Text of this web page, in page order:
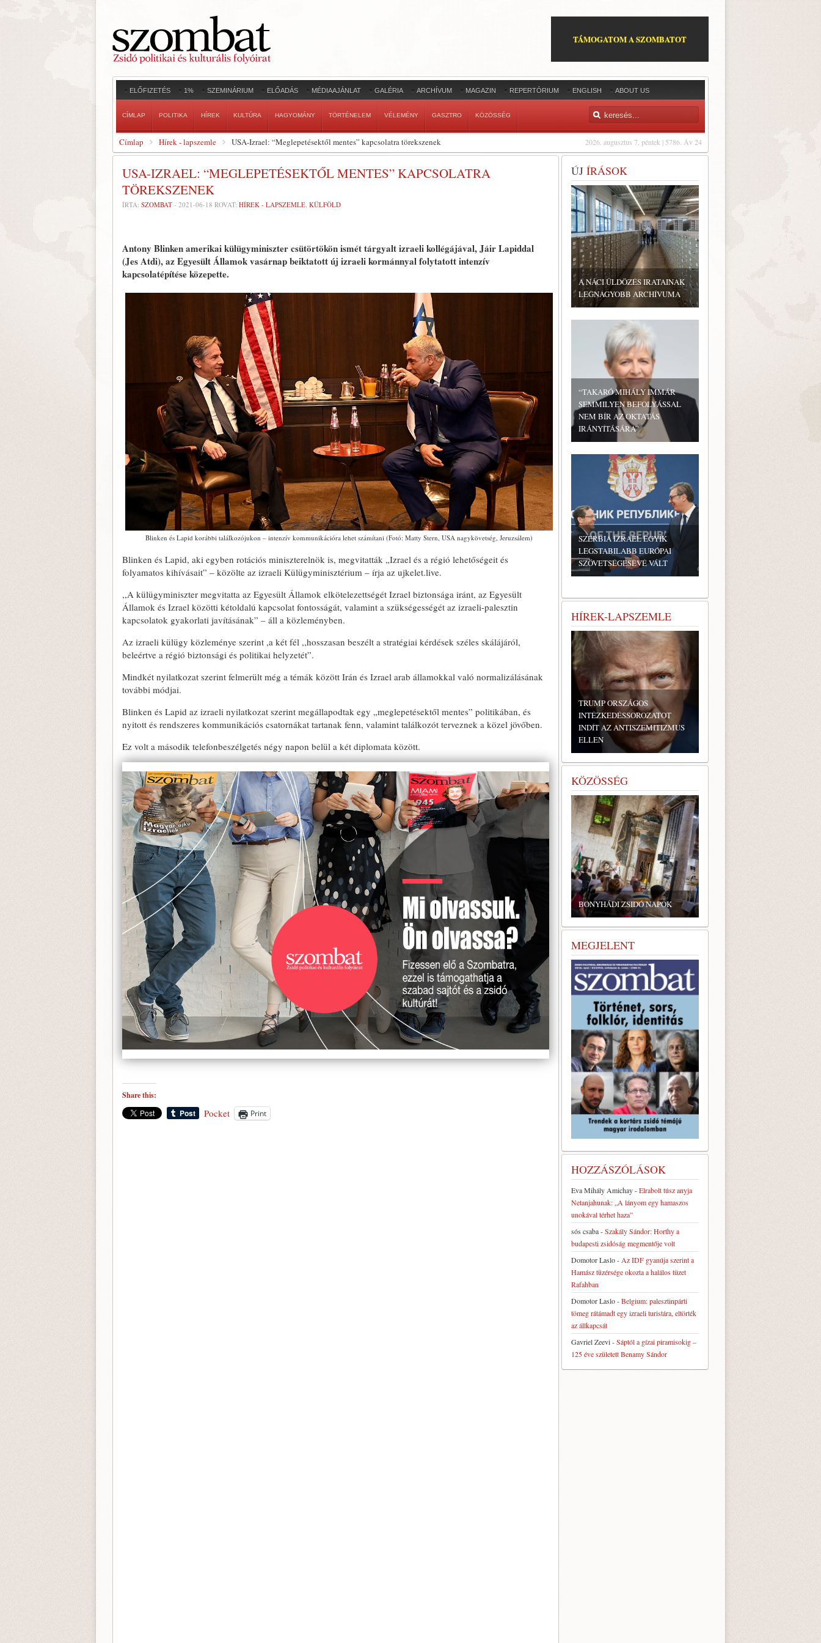
TÁMOGATOM A SZOMBATOT
ELŐFIZETÉS 1% SZEMINÁRIUM ELŐADÁS MÉDIAAJÁNLAT GALÉRIA ARCHÍVUM MAGAZIN REPERTÓRIUM ENGLISH ABOUT US
CÍMLAP POLITIKA HÍREK KULTÚRA HAGYOMÁNY TÖRTÉNELEM VÉLEMÉNY GASZTRO KÖZÖSSÉG
2026. augusztus 7, péntek | 5786. Áv 24
Címlap Hírek - lapszemle USA-Izrael: “Meglepetésektől mentes” kapcsolatra törekszenek
USA-IZRAEL: “MEGLEPETÉSEKTŐL MENTES” KAPCSOLATRA
TÖREKSZENEK
ÍRTA: SZOMBAT - 2021-06-18 ROVAT: HÍREK - LAPSZEMLE, KÜLFÖLD
Antony Blinken amerikai külügyminiszter csütörtökön ismét tárgyalt izraeli kollégájával, Jáir Lapiddal
(Jes Atdi), az Egyesült Államok vasárnap beiktatott új izraeli kormánnyal folytatott intenzív
kapcsolatépítése közepette.
Blinken és Lapid korábbi találkozójukon – intenzív kommunikációra lehet számítani (Fotó: Matty Stern, USA nagykövetség, Jeruzsálem)
Blinken és Lapid, aki egyben rotációs miniszterelnök is, megvitatták „Izrael és a régió lehetőségeit és
folyamatos kihívásait” – közölte az izraeli Külügyminisztérium – írja az ujkelet.live.
,,A külügyminiszter megvitatta az Egyesült Államok elkötelezettségét Izrael biztonsága iránt, az Egyesült
Államok és Izrael közötti kétoldalú kapcsolat fontosságát, valamint a szükségességét az izraeli-palesztin
kapcsolatok gyakorlati javításának” – áll a közleményben.
Az izraeli külügy közleménye szerint ,a két fél ,,hosszasan beszélt a stratégiai kérdések széles skálájáról,
beleértve a régió biztonsági és politikai helyzetét”.
Mindkét nyilatkozat szerint felmerült még a témák között Irán és Izrael arab államokkal való normalizálásának
további módjai.
Blinken és Lapid az izraeli nyilatkozat szerint megállapodtak egy „meglepetésektől mentes” politikában, és
nyitott és rendszeres kommunikációs csatornákat tartanak fenn, valamint találkozót terveznek a közel jövőben.
Ez volt a második telefonbeszélgetés négy napon belül a két diplomata között.
Share this:
Pocket Print
ÚJ ÍRÁSOK
A NÁCI ÜLDÖZÉS IRATAINAK
LEGNAGYOBB ARCHÍVUMA
“TAKARÓ MIHÁLY IMMÁR
SEMMILYEN BEFOLYÁSSAL
NEM BÍR AZ OKTATÁS
IRÁNYÍTÁSÁRA”
SZERBIA IZRAEL EGYIK
LEGSTABILABB EURÓPAI
SZÖVETSÉGESÉVÉ VÁLT
HÍREK-LAPSZEMLE
TRUMP ORSZÁGOS
INTÉZKEDÉSSOROZATOT
INDÍT AZ ANTISZEMITIZMUS
ELLEN
KÖZÖSSÉG
BONYHÁDI ZSIDÓ NAPOK
MEGJELENT
HOZZÁSZÓLÁSOK
Eva Mihály Amichay-Elrabolt túsz anyja
Netanjahunak: „A lányom egy hamaszos
unokával térhet haza”
sós csaba-Szakály Sándor: Horthy a
budapesti zsidóság megmentője volt
Domotor Laslo- Az IDF gyanúja szerint a
Hamász tüzérsége okozta a halálos tüzet
Rafahban
Domotor Laslo-Belgium: palesztinpárti
tömeg rátámadt egy izraeli turistára, eltörték
az állkapcsát
Gavriel Zeevi-Sáptól a gízai piramisokig –
125 éve született Benamy Sándor